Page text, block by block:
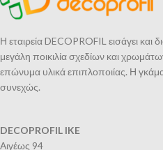
Η εταιρεία DECOPROFIL εισάγει και
μεγάλη ποικιλία σχεδίων και
επώνυμα υλικά επιπλοποιίας. Η
συνεχώς.
DECOPROFIL IKE
Αιγέως 94